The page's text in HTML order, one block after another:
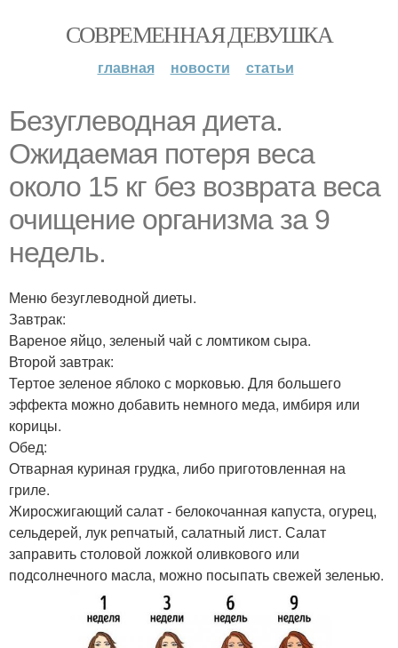
СОВРЕМЕННАЯ ДЕВУШКА
главная новости статьи
Безуглеводная диета.
Ожидаемая потеря веса
около 15 кг без возврата веса
очищение организма за 9
недель.
Меню безуглеводной диеты.
Завтрак:
Вареное яйцо, зеленый чай с ломтиком сыра.
Второй завтрак:
Тертое зеленое яблоко с морковью. Для большего
эффекта можно добавить немного меда, имбиря или
корицы.
Обед:
Отварная куриная грудка, либо приготовленная на
гриле.
Жиросжигающий салат - белокочанная капуста, огурец,
сельдерей, лук репчатый, салатный лист. Салат
заправить столовой ложкой оливкового или
подсолнечного масла, можно посыпать свежей зеленью.